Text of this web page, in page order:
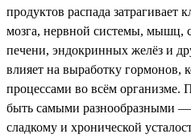
продуктов распада затрагивает
мозга, нервной системы, мышц,
печени, эндокринных желёз и
влияет на выработку гормонов,
процессами во всём организме.
быть самыми разнообразными —
сладкому и хронической